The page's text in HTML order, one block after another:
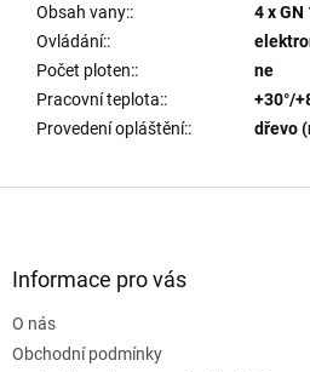
Obsah vany::
4 x GN
Ovládání::
Počet ploten::
ne
Pracovní teplota::
+30°/
Provedení opláštění:: dřevo
Informace pro vás
O nás
Obchodní podmínky